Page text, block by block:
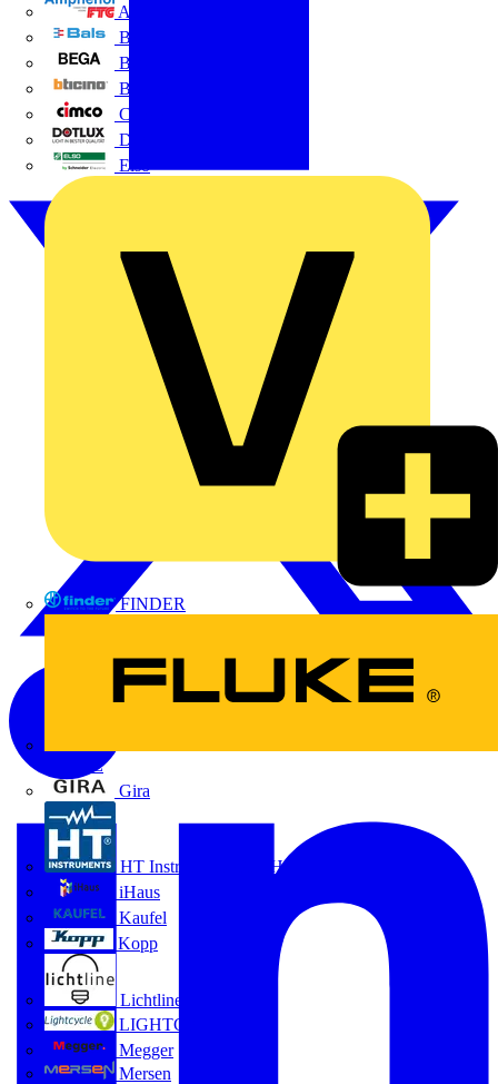
Amphenol FTG
BALS
Bega
Bticino
Cimco
DOTLUX GmbH
Elso
FINDER
FLUKE
Gira
HT Instruments GmbH
iHaus
Kaufel
Kopp
Lichtline
LIGHTCYCLE
Megger
Mersen